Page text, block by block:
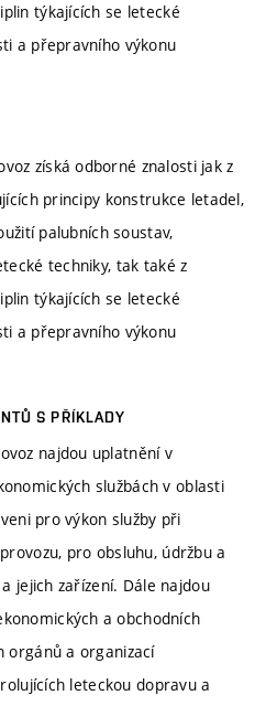
týkajících se letecké
a přepravního výkonu
získá odborné znalosti jak z
principy konstrukce letadel,
palubních soustav,
techniky, tak také z
týkajících se letecké
a přepravního výkonu
S PŘÍKLADY
najdou uplatnění v
službách v oblasti
pro výkon služby při
pro obsluhu, údržbu a
jejich zařízení. Dále najdou
a obchodních
orgánů a organizací
leteckou dopravu a